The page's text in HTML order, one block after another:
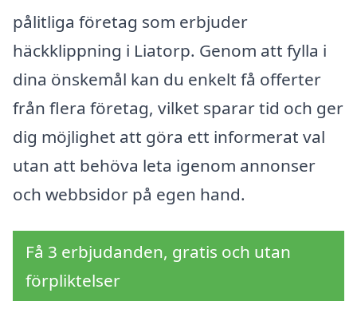
pålitliga företag som erbjuder
häckklippning i Liatorp. Genom att fylla i
dina önskemål kan du enkelt få offerter
från flera företag, vilket sparar tid och ger
dig möjlighet att göra ett informerat val
utan att behöva leta igenom annonser
och webbsidor på egen hand.
Få 3 erbjudanden, gratis och utan
förpliktelser